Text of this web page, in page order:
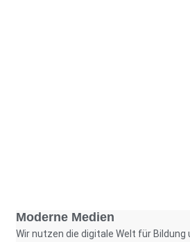
Moderne Medien
Wir nutzen die digitale Welt für Bildung